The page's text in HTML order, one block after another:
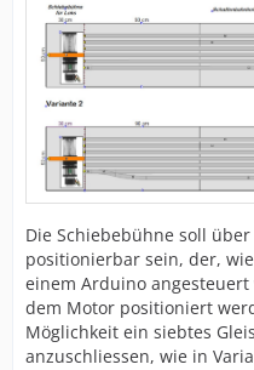
Die Schiebebühne soll
positionierbar sein, der,
einem Arduino
dem Motor positioniert
Möglichkeit ein siebtes
anzuschliessen, wie in